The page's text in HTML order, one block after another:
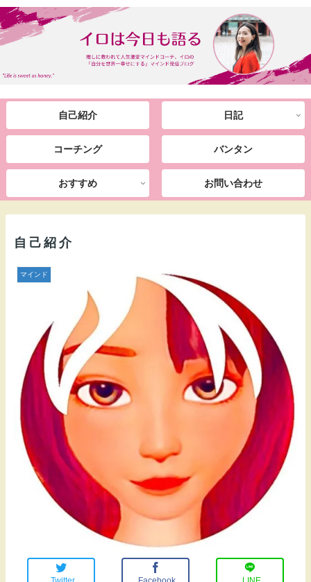
自己紹介 日記
コーチング バンタン
おすすめ お問い合わせ
自己紹介
マインド